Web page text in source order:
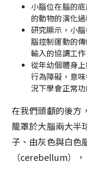
小腦位在腦的
的動物的演化
研究顯示，小
腦控制運動的
輸入的協調工
從年幼個體身
行為障礙，意
況下學會正常功
在我們頭顱的後方
籠罩於大腦兩大半
子、由灰色與白色
（cerebellum）